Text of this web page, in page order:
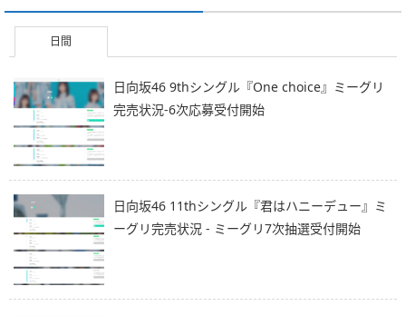
日間
日向坂46 9thシングル『One choice』ミーグリ
完売状況-6次応募受付開始
日向坂46 11thシングル『君はハニーデュー』ミ
ーグリ完売状況 - ミーグリ7次抽選受付開始